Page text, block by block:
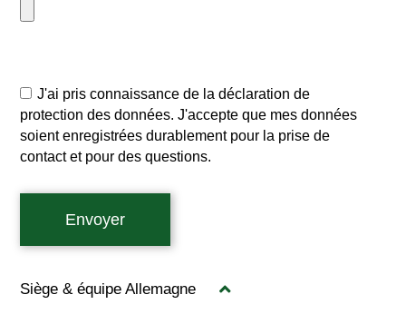
J'ai pris connaissance de la déclaration de
protection des données. J'accepte que mes données
soient enregistrées durablement pour la prise de
contact et pour des questions.
Envoyer
Siège & équipe Allemagne